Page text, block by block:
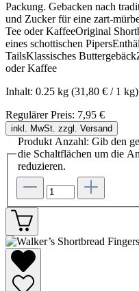
Packung. Gebacken nach
und Zucker für eine zart-
Tee oder KaffeeOriginal
eines schottischen
TailsKlassisches
oder Kaffee
Inhalt: 0.25 kg (31,80 € / 1 kg)
Regulärer Preis: 7,95 €
inkl. MwSt. zzgl. Versand
Produkt Anzahl: Gib den
die Schaltflächen um die
reduzieren.